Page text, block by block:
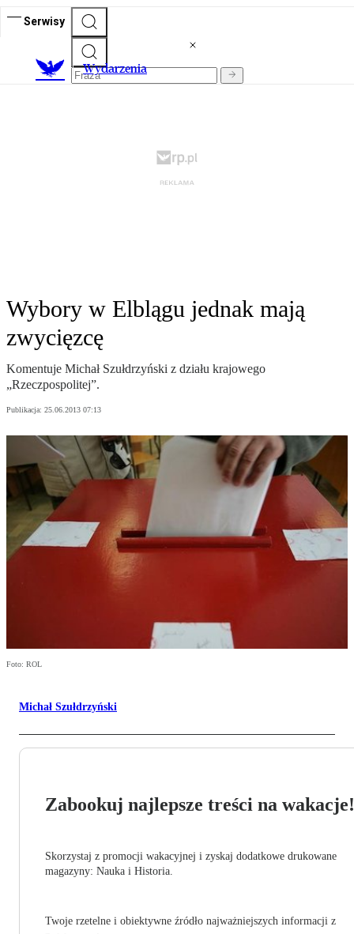
Serwisy
Wydarzenia
Wybory w Elblągu jednak mają
zwycięzcę
Komentuje Michał Szułdrzyński z działu krajowego
„Rzeczpospolitej”.
Publikacja: 25.06.2013 07:13
Foto: ROL
Michał Szułdrzyński
Zabookuj najlepsze treści na wakacje!
Skorzystaj z promocji wakacyjnej i zyskaj dodatkowe drukowane
magazyny: Nauka i Historia.
Twoje rzetelne i obiektywne źródło najważniejszych informacji z